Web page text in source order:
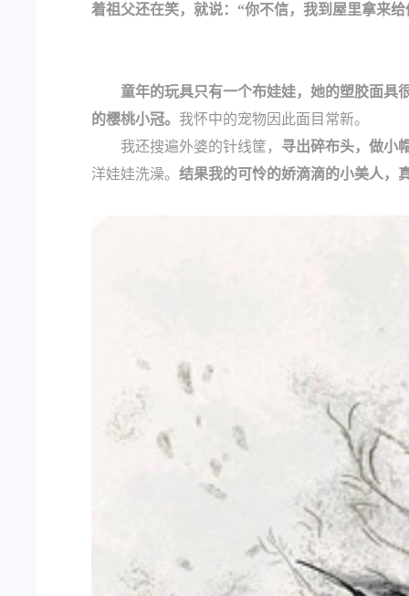
着祖父还在笑，就说：“你不信，我到屋里拿来
童年的玩具只有一个布娃娃，她的塑胶面具
的樱桃小冠。 我怀中的宠物因此面目常新。
我还搜遍外婆的针线筐， 寻出碎布头，做小
洋娃娃洗澡。 结果我的可怜的娇滴滴的小美人，